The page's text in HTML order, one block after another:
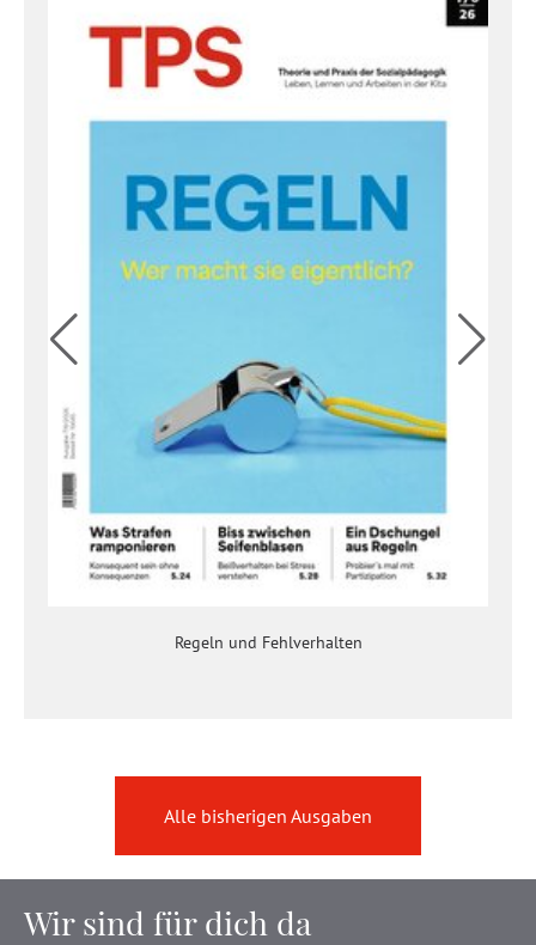
Regeln und Fehlverhalten
Alle bisherigen Ausgaben
Wir sind für dich da